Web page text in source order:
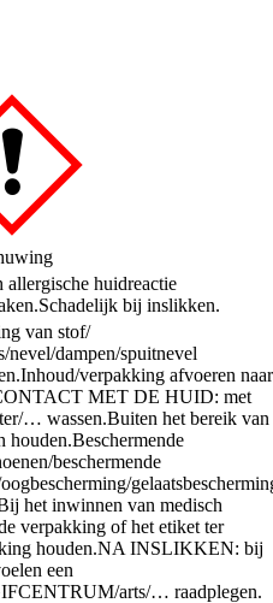
allergische huidreactie
Schadelijk bij inslikken.
van stof/
nevel/dampen/spuitnevel
Inhoud/verpakking afvoeren naar
MET DE HUID: met
… wassen.Buiten het bereik van
houden.Beschermende
beschermende
het inwinnen van medisch
verpakking of het etiket ter
houden.NA INSLIKKEN: bij
een
arts/… raadplegen.